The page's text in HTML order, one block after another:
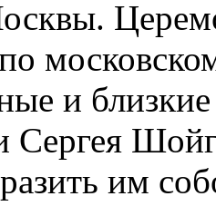
и
им